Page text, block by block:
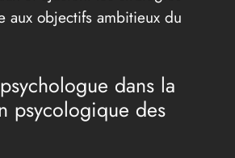
aux objectifs ambitieux du
dans la
psycologique des